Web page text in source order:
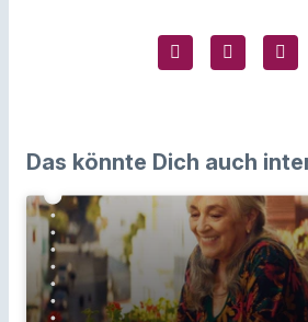
Das könnte Dich auch